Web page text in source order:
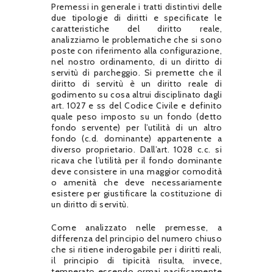
Premessi in generale i tratti distintivi delle
due tipologie di diritti e specificate le
caratteristiche del diritto reale,
analizziamo le problematiche che si sono
poste con riferimento alla configurazione,
nel nostro ordinamento, di un diritto di
servitù di parcheggio. Si premette che il
diritto di servitù è un diritto reale di
godimento su cosa altrui disciplinato dagli
art. 1027 e ss del Codice Civile e definito
quale peso imposto su un fondo (detto
fondo servente) per l’utilità di un altro
fondo (c.d. dominante) appartenente a
diverso proprietario. Dall’art. 1028 c.c. si
ricava che l’utilità per il fondo dominante
deve consistere in una maggior comodità
o amenità che deve necessariamente
esistere per giustificare la costituzione di
un diritto di servitù.
Come analizzato nelle premesse, a
differenza del principio del numero chiuso
che si ritiene inderogabile per i diritti reali,
il principio di tipicità risulta, invece,